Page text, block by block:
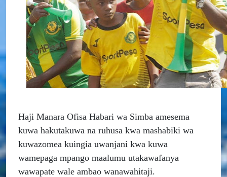
Haji Manara Ofisa Habari wa Simba amesema
kuwa hakutakuwa na ruhusa kwa mashabiki wa
kuwazomea kuingia uwanjani kwa kuwa
wamepaga mpango maalumu utakawafanya
wawapate wale ambao wanawahitaji.